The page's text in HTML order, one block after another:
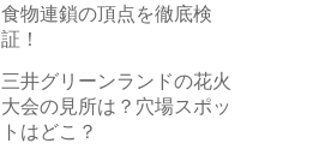
食物連鎖の頂点を徹底検
証！
三井グリーンランドの花火
大会の見所は？穴場スポッ
トはどこ？